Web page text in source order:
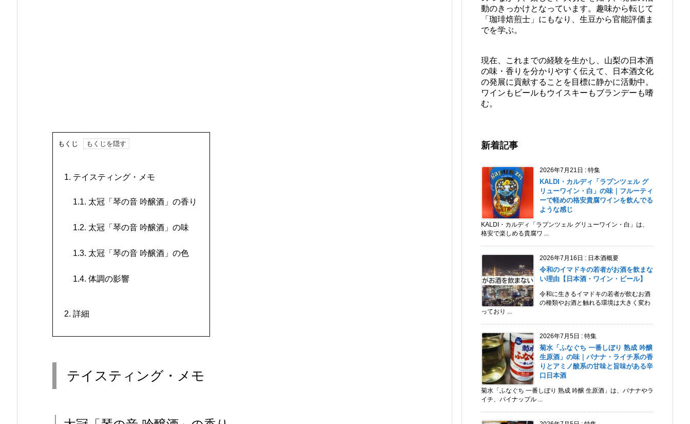
もくじ
1. テイスティング・メモ
1.1. 太冠「琴の音 吟醸酒」の香り
1.2. 太冠「琴の音 吟醸酒」の味
1.3. 太冠「琴の音 吟醸酒」の色
1.4. 体調の影響
2. 詳細
テイスティング・メモ
動のきっかけとなっています。趣味から転じて
「珈琲焙煎士」にもなり、生豆から官能評価ま
でを学ぶ。
現在、これまでの経験を生かし、山梨の日本酒
の味・香りを分かりやすく伝えて、日本酒文化
の発展に貢献することを目標に静かに活動中。
ワインもビールもウイスキーもブランデーも嗜
む。
新着記事
2026年7月21日 : 特集
KALDI・カルディ「ラプンツェル グ
リューワイン・白」の味｜フルーティ
ーで軽めの格安貴腐ワインを飲んでる
ような感じ
KALDI・カルディ「ラプンツェル グリューワイン・白」は、
格安で楽しめる貴腐ワ ...
2026年7月16日 : 日本酒概要
令和のイマドキの若者がお酒を飲まな
い理由【日本酒・ワイン・ビール】
令和に生きるイマドキの若者が飲むお酒
の種類やお酒と触れる環境は大きく変わ
っており ...
2026年7月5日 : 特集
菊水「ふなぐち 一番しぼり 熟成 吟醸
生原酒」の味｜バナナ・ライチ系の香
りとアミノ酸系の甘味と旨味がある辛
口日本酒
菊水「ふなぐち 一番しぼり 熟成 吟醸 生原酒」は、バナナやラ
イチ、パイナップル ...